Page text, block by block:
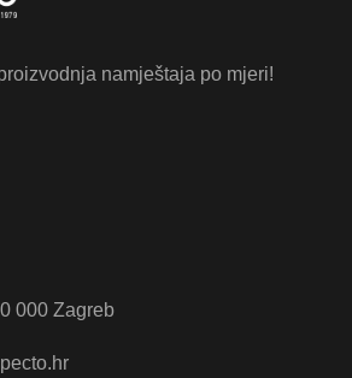
namještaja po mjeri!
000 Zagreb